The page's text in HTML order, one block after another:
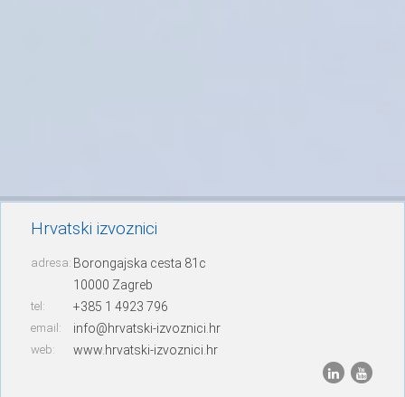
Hrvatski izvoznici
adresa: Borongajska cesta 81c
10000 Zagreb
tel: +385 1 4923 796
email: info@hrvatski-izvoznici.hr
web: www.hrvatski-izvoznici.hr